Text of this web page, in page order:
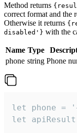
Method returns
correct format and the
Otherwise it returns
disabled'} with the
Name Type
phone string Phone
let phone =
let